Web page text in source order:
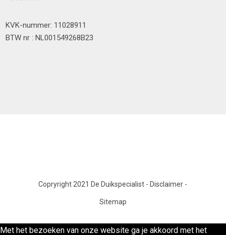
KVK-nummer: 11028911
BTW nr : NL001549268B23
Copryright 2021 De Duikspecialist - Disclaimer -
Sitemap
Met het bezoeken van onze website ga je akkoord met het